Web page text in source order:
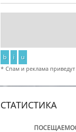
b i u
* Спам и реклама приведут
СТАТИСТИКА